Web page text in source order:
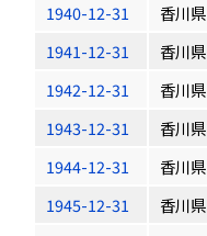
1940-12-31
香川県
1941-12-31
香川県
1942-12-31
香川県
1943-12-31
香川県
1944-12-31
香川県
1945-12-31
香川県